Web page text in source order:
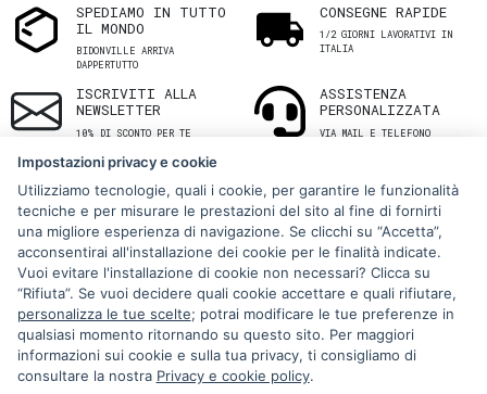
SPEDIAMO IN TUTTO
IL MONDO
BIDONVILLE ARRIVA
DAPPERTUTTO
CONSEGNE RAPIDE
1/2 GIORNI LAVORATIVI IN
ITALIA
ISCRIVITI ALLA
NEWSLETTER
10% DI SCONTO PER TE
ASSISTENZA
PERSONALIZZATA
VIA MAIL E TELEFONO
Via Melo 224/a, Bari, Italy, 70121
+39 080 990 5699
P.IVA: 05921860721
Impostazioni privacy e cookie
Utilizziamo tecnologie, quali i cookie, per garantire le funzionalità
tecniche e per misurare le prestazioni del sito al fine di fornirti
una migliore esperienza di navigazione. Se clicchi su “Accetta”,
acconsentirai all'installazione dei cookie per le finalità indicate.
Vuoi evitare l'installazione di cookie non necessari? Clicca su
“Rifiuta”. Se vuoi decidere quali cookie accettare e quali rifiutare,
personalizza le tue scelte; potrai modificare le tue preferenze in
qualsiasi momento ritornando su questo sito. Per maggiori
informazioni sui cookie e sulla tua privacy, ti consigliamo di
consultare la nostra Privacy e cookie policy.